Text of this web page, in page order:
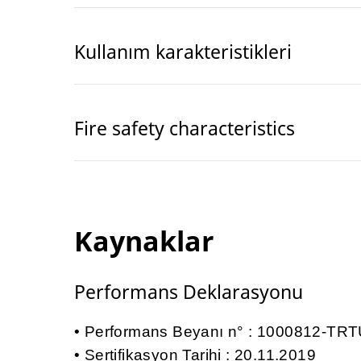
Kullanım karakteristikleri
Fire safety characteristics
Kaynaklar
Performans Deklarasyonu
Performans Beyanı n° : 1000812-
Sertifikasyon Tarihi : 20.11.2019